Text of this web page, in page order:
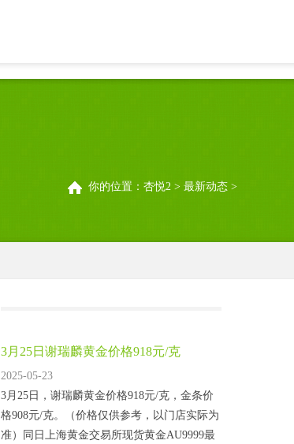
你的位置： 杏悦2 > 最新动态 >
3月25日谢瑞麟黄金价格918元/克
2025-05-23
3月25日，谢瑞麟黄金价格918元/克，金条价
格908元/克。（价格仅供参考，以门店实际为
准）同日上海黄金交易所现货黄金AU9999最